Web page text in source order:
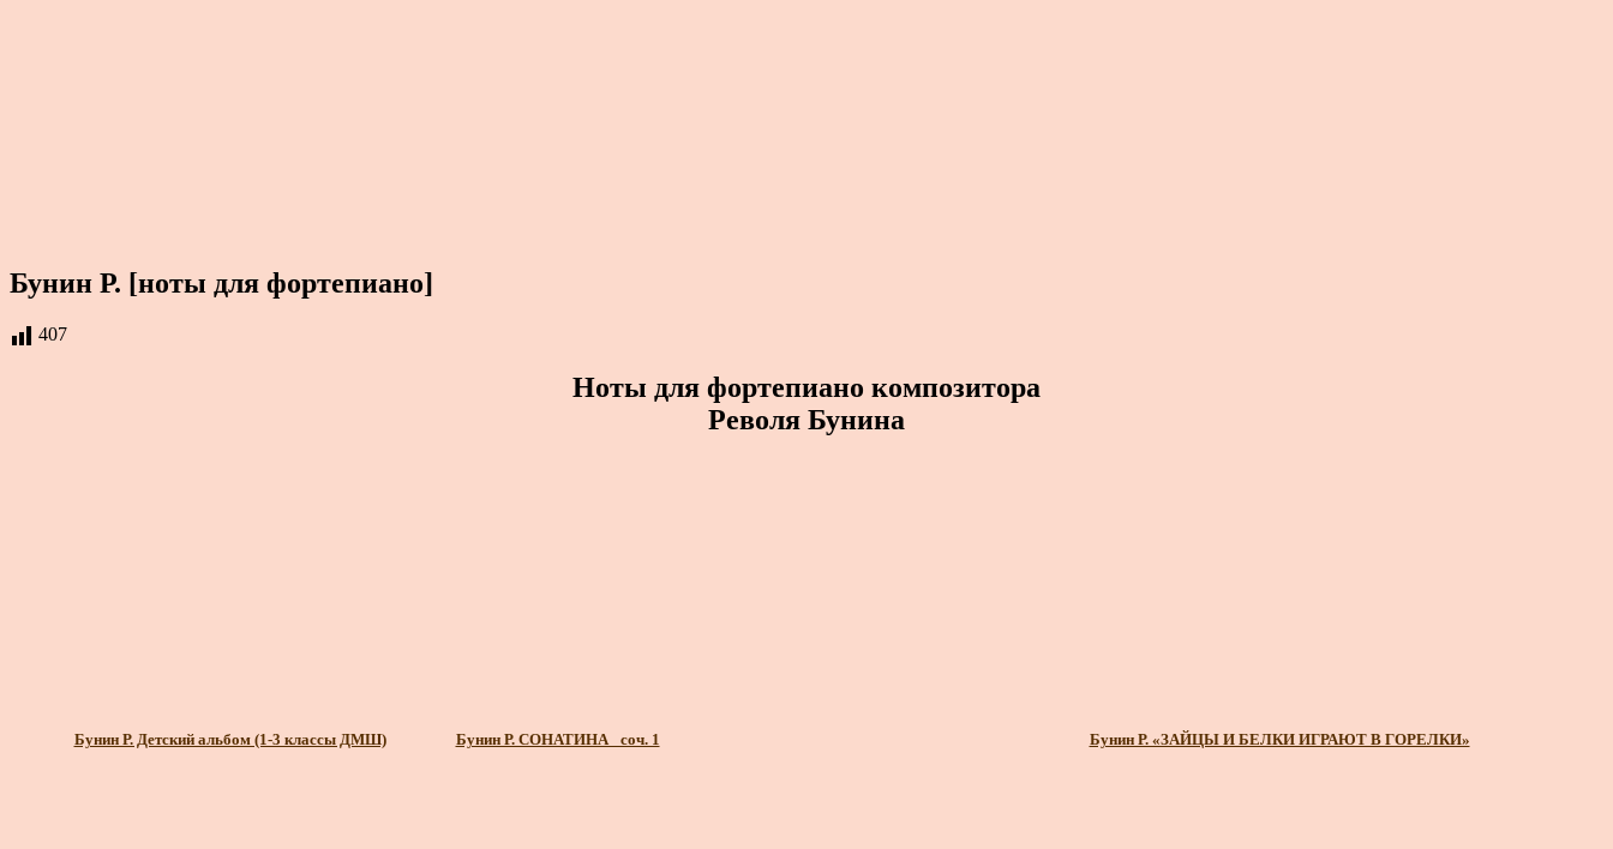
Бунин Р. [ноты для фортепиано]
407
Ноты для фортепиано композитора
Револя Бунина
Бунин Р. Детский альбом (1-3 классы ДМШ) Бунин Р. СОНАТИНА_ соч. 1 Бунин Р. «ЗАЙЦЫ И БЕЛКИ ИГРАЮТ В ГОРЕЛКИ»